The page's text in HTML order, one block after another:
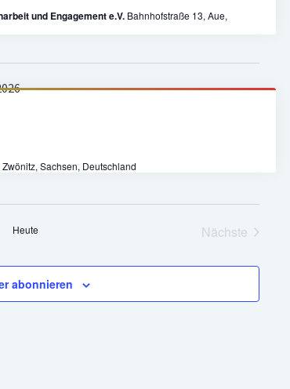
und Engagement e.V. Bahnhofstraße 13, Aue,
Sachsen, Deutschland
Heute
Nächste
abonnieren